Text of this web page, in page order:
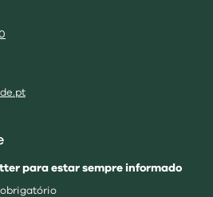
para estar sempre informado